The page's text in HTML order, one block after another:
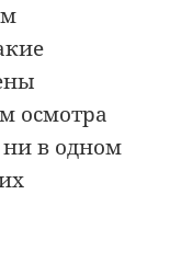
осмотра
ни в одном